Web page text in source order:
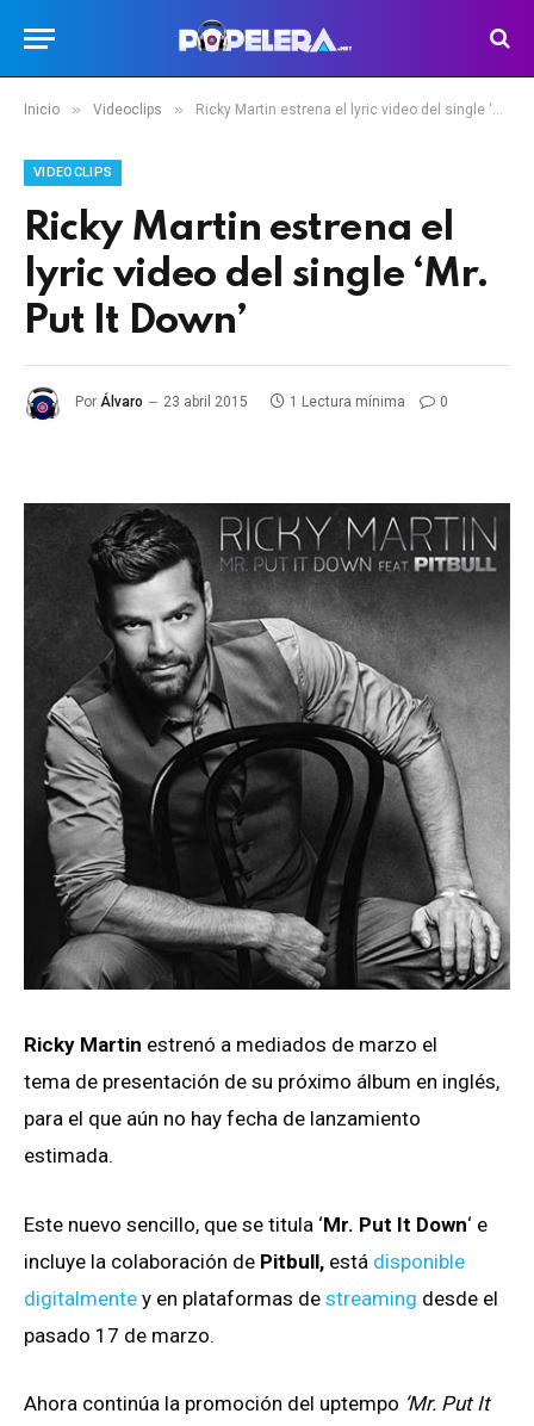
Inicio » Videoclips » Ricky Martin estrena el lyric video del single ‘Mr. Put It Down’
VIDEOCLIPS
Ricky Martin estrena el
lyric video del single ‘Mr.
Put It Down’
Por Álvaro 23 abril 2015 1 Lectura mínima 0
Ricky Martin estrenó a mediados de marzo el
tema de presentación de su próximo álbum en inglés,
para el que aún no hay fecha de lanzamiento
estimada.
Este nuevo sencillo, que se titula ‘Mr. Put It Down‘ e
incluye la colaboración de Pitbull, está disponible
digitalmente y en plataformas de streaming desde el
pasado 17 de marzo.
Ahora continúa la promoción del uptempo ‘Mr. Put It